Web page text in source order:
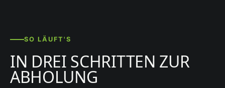
SO LÄUFT'S
IN DREI SCHRITTEN ZUR
ABHOLUNG